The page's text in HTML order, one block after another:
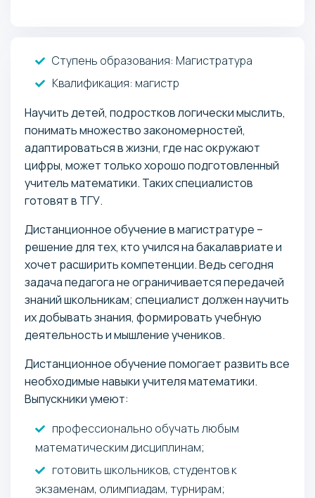
Ступень образования: Магистратура
Квалификация: магистр
Научить детей, подростков логически мыслить,
понимать множество закономерностей,
адаптироваться в жизни, где нас окружают
цифры, может только хорошо подготовленный
учитель математики. Таких специалистов
готовят в ТГУ.
Дистанционное обучение в магистратуре –
решение для тех, кто учился на бакалавриате и
хочет расширить компетенции. Ведь сегодня
задача педагога не ограничивается передачей
знаний школьникам; специалист должен научить
их добывать знания, формировать учебную
деятельность и мышление учеников.
Дистанционное обучение помогает развить все
необходимые навыки учителя математики.
Выпускники умеют:
профессионально обучать любым
математическим дисциплинам;
готовить школьников, студентов к
экзаменам, олимпиадам, турнирам;